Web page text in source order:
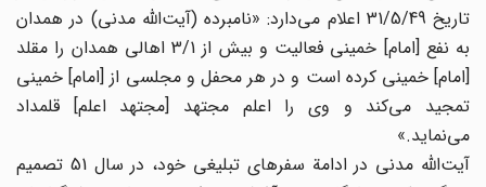
تاریخ 31/5/49 اعلام می‌دارد: «نامبرده (آیت‌الله مدنی) در همدان
به نفع [امام] خمینی فعالیت و بیش از 3/1 اهالی همدان را مقلد
[امام] خمینی کرده است و در هر محفل و مجلسی از [امام] خمینی
تمجید می‌کند و وی را اعلم مجتهد [مجتهد اعلم] قلمداد
می‌نماید.»
آیت‌الله مدنی در ادامة سفرهای تبلیغی خود، در سال 51 تصمیم